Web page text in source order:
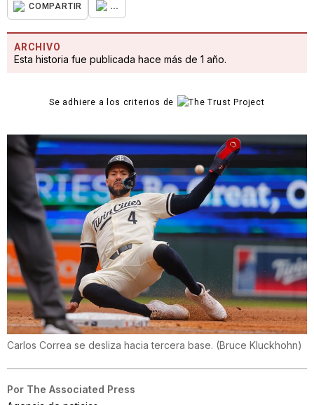
COMPARTIR ...
ARCHIVO
Esta historia fue publicada hace más de 1 año.
Se adhiere a los criterios de
Carlos Correa se desliza hacia tercera base. (Bruce Kluckhohn)
Por The Associated Press